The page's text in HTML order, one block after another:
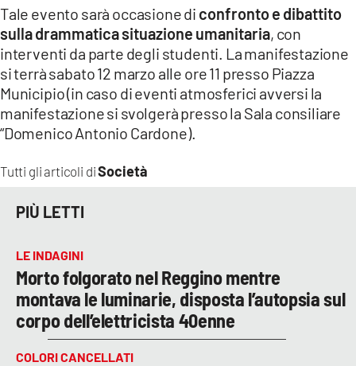
COSENZACHANNEL.IT
ILVIBONESE.IT
CATANZAROCHANNEL.IT
LACAPITALENEWS.IT
App
ANDROID
Tutti gli articoli diSocietà
Tale evento sarà occasione di confronto e dibattito
sulla drammatica situazione umanitaria, con
interventi da parte degli studenti. La manifestazione
si terrà sabato 12 marzo alle ore 11 presso Piazza
Municipio (in caso di eventi atmosferici avversi la
manifestazione si svolgerà presso la Sala consiliare
“Domenico Antonio Cardone).
PIÙ LETTI
LE INDAGINI
Morto folgorato nel Reggino mentre
montava le luminarie, disposta l’autopsia sul
corpo dell’elettricista 40enne
COLORI CANCELLATI